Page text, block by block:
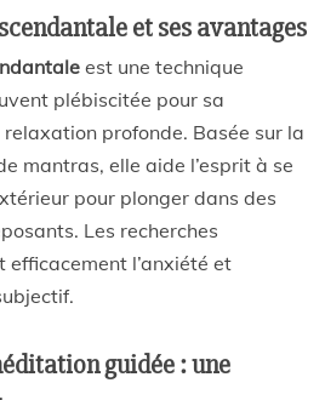
et ses avantages
est une technique
plébiscitée pour sa
profonde. Basée sur la
mantras, elle aide l’esprit à se
pour plonger dans des
Les recherches
efficacement l’anxiété et
guidée : une